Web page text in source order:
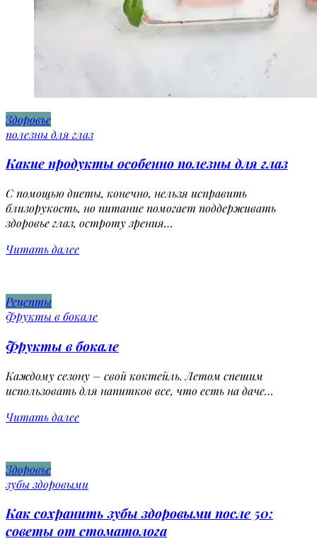
Здоровье
полезны для глаз
Какие продукты особенно полезны для глаз
С помощью диеты, конечно, нельзя исправить
близорукость, но питание помогает поддерживать
здоровье глаз, остроту зрения…
Читать далее
Рецепты
Фрукты в бокале
Фрукты в бокале
Каждому сезону – свой коктейль. Летом спешим
использовать для напитков все, что есть на даче…
Читать далее
Здоровье
зубы здоровыми
Как сохранить зубы здоровыми после 50:
советы от стоматолога